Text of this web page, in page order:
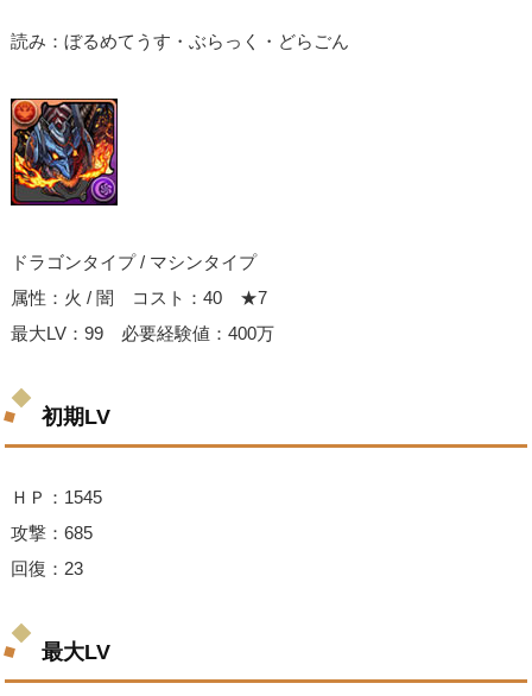
読み：ぼるめてうす・ぶらっく・どらごん
ドラゴンタイプ / マシンタイプ
属性：火 / 闇 コスト：40 ★7
最大LV：99 必要経験値：400万
初期LV
ＨＰ：1545
攻撃：685
回復：23
最大LV